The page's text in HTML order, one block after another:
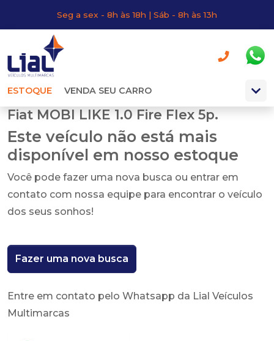
Seg a sex - 8h às 18h | Sáb - 8h às 13h
ESTOQUE VENDA SEU CARRO
Fiat MOBI LIKE 1.0 Fire Flex 5p.
Este veículo não está mais
disponível em nosso estoque
Você pode fazer uma nova busca ou entrar em
contato com nossa equipe para encontrar o veículo
dos seus sonhos!
Fazer uma nova busca
Entre em contato pelo Whatsapp da Lial Veículos
Multimarcas